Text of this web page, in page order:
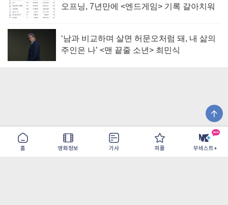
홈 영화정보 기사 피플 무비스트+
오프닝, 7년만에 <엔드게임> 기록 갈아치워
‘남과 비교하며 살면 허문오처럼 돼, 내 삶의
주인은 나’ <맨 끝줄 소년> 최민식